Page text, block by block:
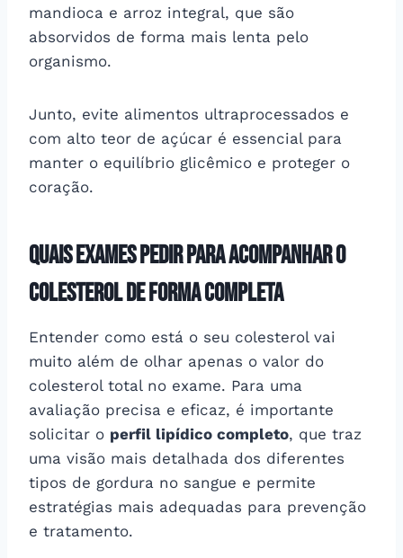
mandioca e arroz integral, que são
absorvidos de forma mais lenta pelo
organismo.
Junto, evite alimentos ultraprocessados e
com alto teor de açúcar é essencial para
manter o equilíbrio glicêmico e proteger o
coração.
Quais exames pedir para acompanhar o
colesterol de forma completa
Entender como está o seu colesterol vai
muito além de olhar apenas o valor do
colesterol total no exame. Para uma
avaliação precisa e eficaz, é importante
solicitar o perfil lipídico completo, que traz
uma visão mais detalhada dos diferentes
tipos de gordura no sangue e permite
estratégias mais adequadas para prevenção
e tratamento.